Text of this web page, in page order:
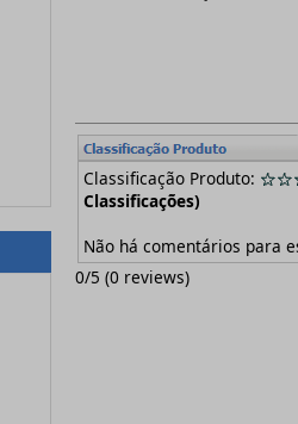
Classificação Produto:
Classificações)
Não há comentários para
0/5 (0 reviews)